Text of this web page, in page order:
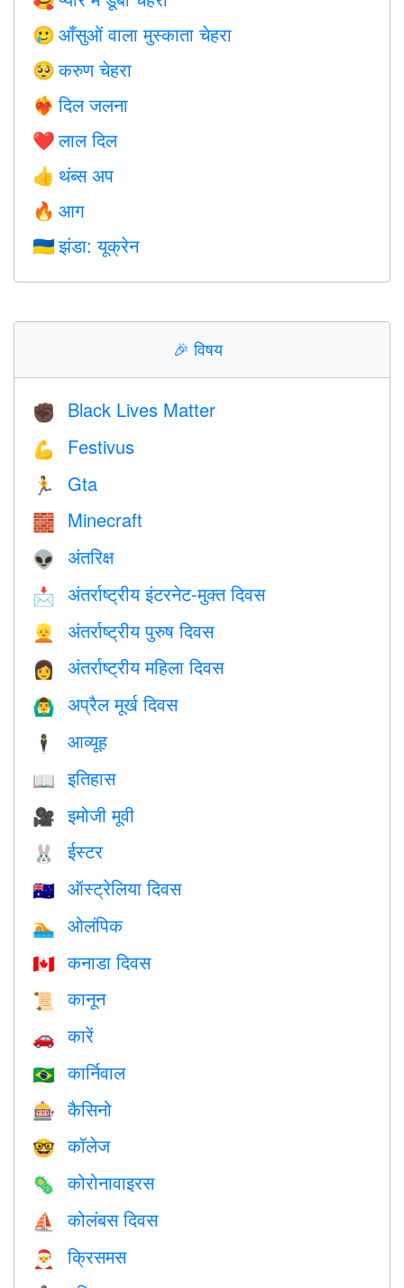
🥲 आँसुओं वाला मुस्काता चेहरा
🥺 करुण चेहरा
❤️‍🔥 दिल जलना
❤️ लाल दिल
👍 थंब्स अप
🔥 आग
🇺🇦 झंडा: यूक्रेन
🎉विषय
✊🏿 Black Lives Matter
💪 Festivus
🏃 Gta
🧱 Minecraft
👽 अंतरिक्ष
📩 अंतर्राष्ट्रीय इंटरनेट-मुक्त दिवस
👱 अंतर्राष्ट्रीय पुरुष दिवस
👩 अंतर्राष्ट्रीय महिला दिवस
🙆‍♂️ अप्रैल मूर्ख दिवस
🕴️ आव्यूह
📖 इतिहास
🎥 इमोजी मूवी
🐰 ईस्टर
🇦🇺 ऑस्ट्रेलिया दिवस
🏊 ओलंपिक
🇨🇦 कनाडा दिवस
📜 कानून
🚗 कारें
🇧🇷 कार्निवाल
🎰 कैसिनो
🤓 कॉलेज
🦠 कोरोनावाइरस
⛵️ कोलंबस दिवस
🎅 क्रिसमस